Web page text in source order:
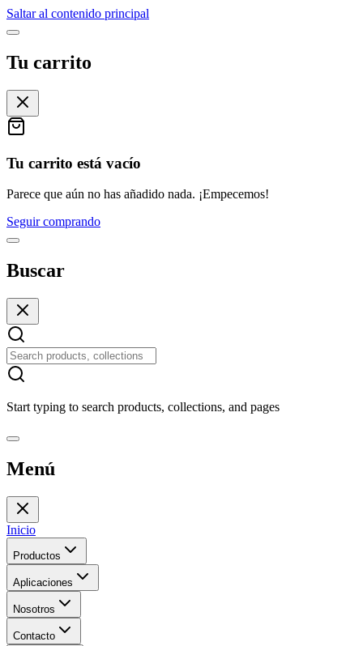
Saltar al contenido principal
Tu carrito
Tu carrito está vacío
Parece que aún no has añadido nada. ¡Empecemos!
Seguir comprando
Buscar
Start typing to search products, collections, and pages
Menú
Inicio
Productos
Aplicaciones
Nosotros
Contacto